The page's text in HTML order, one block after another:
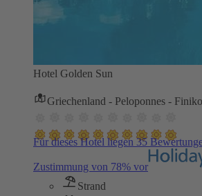
Hotel Golden Sun
Griechenland - Peloponnes -
Für dieses Hotel liegen 35
Zustimmung von 78% vor
Strand